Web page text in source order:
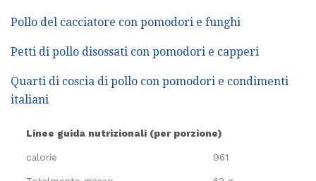
Pollo del cacciatore con pomodori e funghi
Petti di pollo disossati con pomodori e capperi
Quarti di coscia di pollo con pomodori e condimenti
italiani
Linee guida nutrizionali (per porzione)
calorie 961